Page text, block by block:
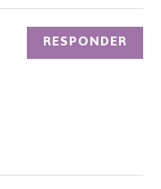
RESPONDER